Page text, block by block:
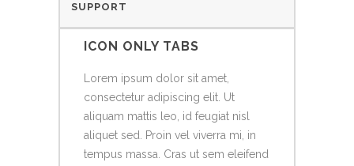
SUPPORT
ICON ONLY TABS
Lorem ipsum dolor sit amet,
consectetur adipiscing elit. Ut
aliquam mattis leo, id feugiat nisl
aliquet sed. Proin vel viverra mi, in
tempus massa. Cras ut sem eleifend